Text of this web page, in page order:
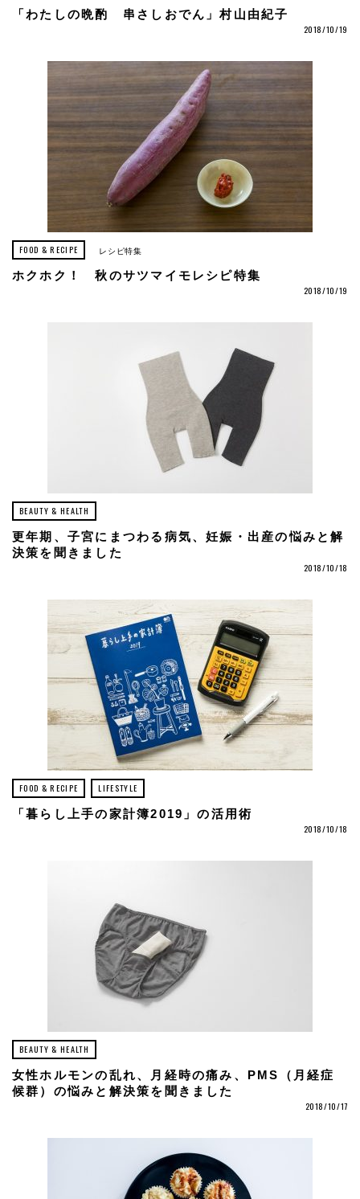
「わたしの晩酌 串さしおでん」村山由紀子
2018/10/19
FOOD & RECIPE レシピ特集
ホクホク！ 秋のサツマイモレシピ特集
2018/10/19
BEAUTY & HEALTH
更年期、子宮にまつわる病気、妊娠・出産の悩みと解
決策を聞きました
2018/10/18
FOOD & RECIPE LIFESTYLE
「暮らし上手の家計簿2019」の活用術
2018/10/18
BEAUTY & HEALTH
女性ホルモンの乱れ、月経時の痛み、PMS（月経症
候群）の悩みと解決策を聞きました
2018/10/17